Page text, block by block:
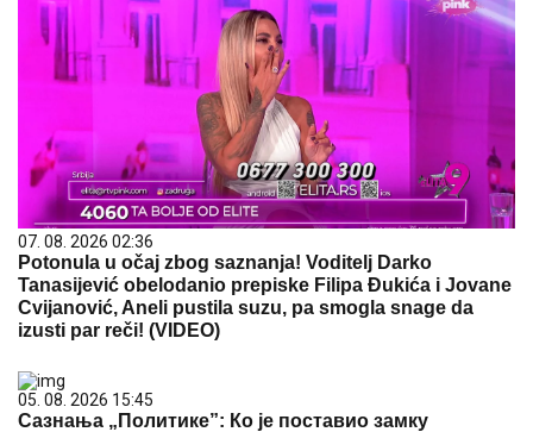
07. 08. 2026 02:36
Potonula u očaj zbog saznanja! Voditelj Darko
Tanasijević obelodanio prepiske Filipa Đukića i Jovane
Cvijanović, Aneli pustila suzu, pa smogla snage da
izusti par reči! (VIDEO)
05. 08. 2026 15:45
Сазнања „Политике”: Ко је поставио замку